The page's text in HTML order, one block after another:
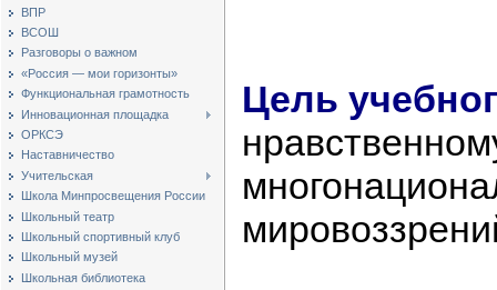
ВПР
ВСОШ
Разговоры о важном
«Россия — мои горизонты»
Функциональная грамотность
Инновационная площадка
ОРКСЭ
Наставничество
Учительская
Школа Минпросвещения России
Школьный театр
Школьный спортивный клуб
Школьный музей
Школьная библиотека
Цель